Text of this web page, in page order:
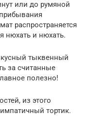
или до румяной
распространяется
нюхать и нюхать.
тыквенный
за считанные
полезно!
из этого
тортик.